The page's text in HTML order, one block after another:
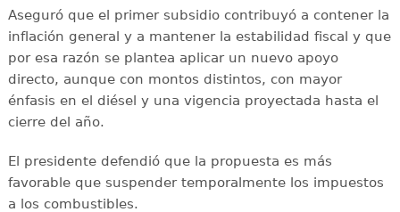
Aseguró que el primer subsidio contribuyó a contener la
inflación general y a mantener la estabilidad fiscal y que
por esa razón se plantea aplicar un nuevo apoyo
directo, aunque con montos distintos, con mayor
énfasis en el diésel y una vigencia proyectada hasta el
cierre del año.
El presidente defendió que la propuesta es más
favorable que suspender temporalmente los impuestos
a los combustibles.